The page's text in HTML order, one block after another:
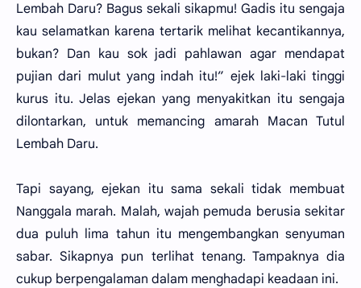
Lembah Daru? Bagus sekali sikapmu! Gadis itu sengaja
kau selamatkan karena tertarik melihat kecantikannya,
bukan? Dan kau sok jadi pahlawan agar mendapat
pujian dari mulut yang indah itu!” ejek laki-laki tinggi
kurus itu. Jelas ejekan yang menyakitkan itu sengaja
dilontarkan, untuk memancing amarah Macan Tutul
Lembah Daru.
Tapi sayang, ejekan itu sama sekali tidak membuat
Nanggala marah. Malah, wajah pemuda berusia sekitar
dua puluh lima tahun itu mengembangkan senyuman
sabar. Sikapnya pun terlihat tenang. Tampaknya dia
cukup berpengalaman dalam menghadapi keadaan ini.